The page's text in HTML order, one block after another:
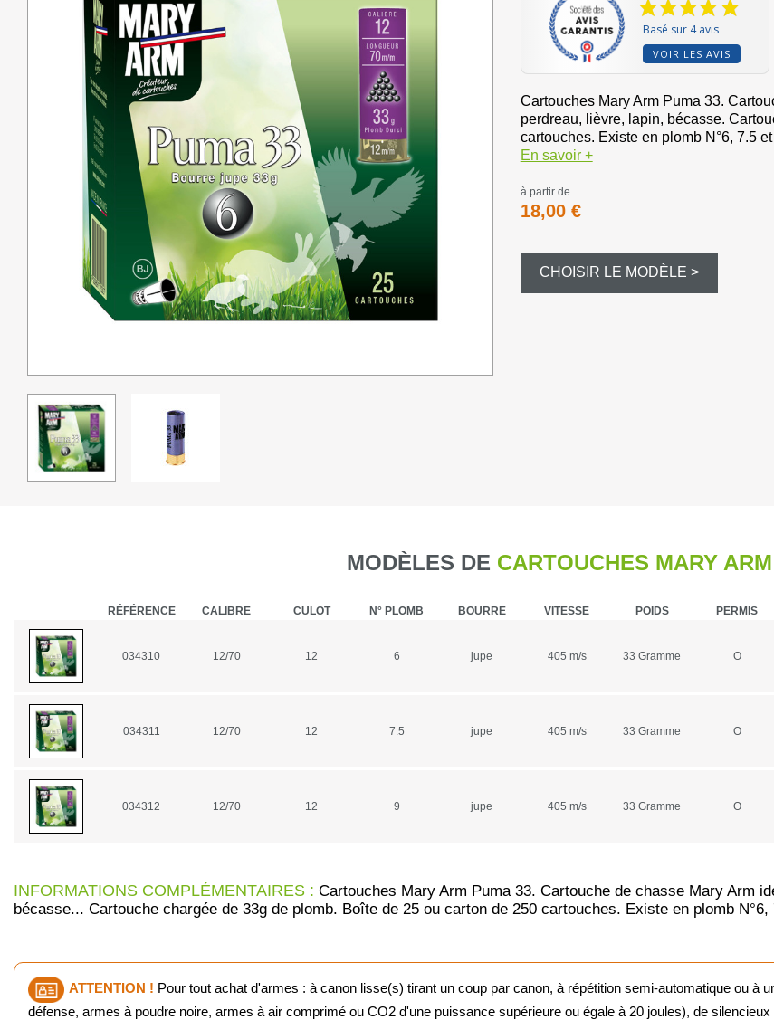
Coutellerie
Armes de défense
Bagagerie
Déstockage
Basé sur 4 avis
VOIR LES AVIS
Cartouches Mary Arm Puma 33.
perdreau, lièvre, lapin, bécasse.
cartouches. Existe en plomb N°6, 7.5 et
En savoir +
à partir de
18,00 €
CHOISIR LE MODÈLE >
MODÈLES DE CARTOUCHES MARY
RÉFÉRENCE CALIBRE CULOT N° PLOMB BOURRE VITESSE POIDS PERMIS
034310 12/70 12 6 jupe 405 m/s 33 Gramme O
034311 12/70 12 7.5 jupe 405 m/s 33 Gramme O
034312 12/70 12 9 jupe 405 m/s 33 Gramme O
INFORMATIONS COMPLÉMENTAIRES : Cartouches Mary Arm Puma 33. Cartouche de chasse Mary Arm
bécasse... Cartouche chargée de 33g de plomb. Boîte de 25 ou carton de 250 cartouches. Existe en plomb N°6,
ATTENTION ! Pour tout achat d'armes : à canon lisse(s) tirant un coup par canon, à répétition semi-automatique ou à
défense, armes à poudre noire, armes à air comprimé ou CO2 d'une puissance supérieure ou égale à 20 joules), de